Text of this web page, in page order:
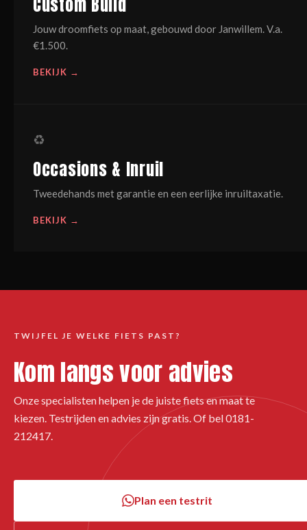
Custom Build
Jouw droomfiets op maat, gebouwd door Janwillem. V.a.
€1.500.
BEKIJK →
♻
Occasions & Inruil
Tweedehands met garantie en een eerlijke inruiltaxatie.
BEKIJK →
TWIJFEL JE WELKE FIETS PAST?
Kom langs voor advies
Onze specialisten helpen je de juiste fiets en maat te
kiezen. Testrijden en advies zijn gratis. Of bel 0181-
212417.
Plan een testrit